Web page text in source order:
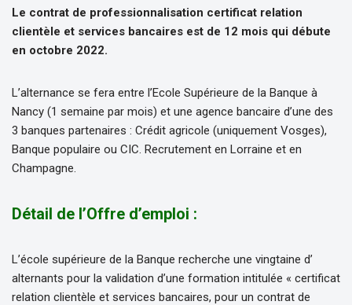
Le contrat de professionnalisation certificat relation
clientèle et services bancaires est de 12 mois qui débute
en octobre 2022.
L’alternance se fera entre l’Ecole Supérieure de la Banque à
Nancy (1 semaine par mois) et une agence bancaire d’une des
3 banques partenaires : Crédit agricole (uniquement Vosges),
Banque populaire ou CIC. Recrutement en Lorraine et en
Champagne.
Détail de l’Offre d’emploi :
L’école supérieure de la Banque recherche une vingtaine d’
alternants pour la validation d’une formation intitulée « certificat
relation clientèle et services bancaires, pour un contrat de